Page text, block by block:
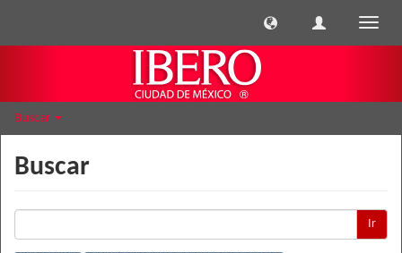
Buscar
Buscar
Ir